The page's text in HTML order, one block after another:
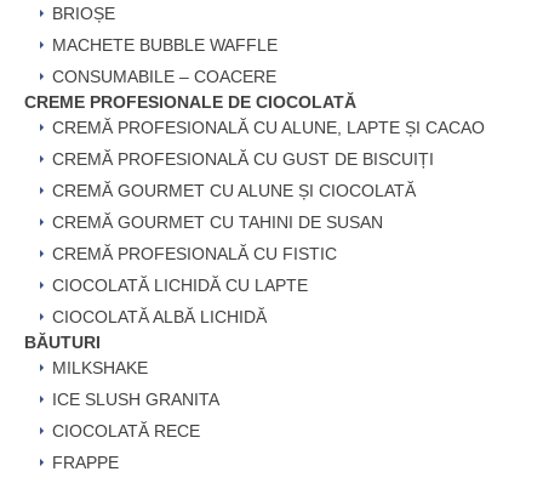
BRIOȘE
MACHETE BUBBLE WAFFLE
CONSUMABILE – COACERE
CREME PROFESIONALE DE CIOCOLATĂ
CREMĂ PROFESIONALĂ CU ALUNE, LAPTE ȘI CACAO
CREMĂ PROFESIONALĂ CU GUST DE BISCUIȚI
CREMĂ GOURMET CU ALUNE ȘI CIOCOLATĂ
CREMĂ GOURMET CU TAHINI DE SUSAN
CREMĂ PROFESIONALĂ CU FISTIC
CIOCOLATĂ LICHIDĂ CU LAPTE
CIOCOLATĂ ALBĂ LICHIDĂ
BĂUTURI
MILKSHAKE
ICE SLUSH GRANITA
CIOCOLATĂ RECE
FRAPPE